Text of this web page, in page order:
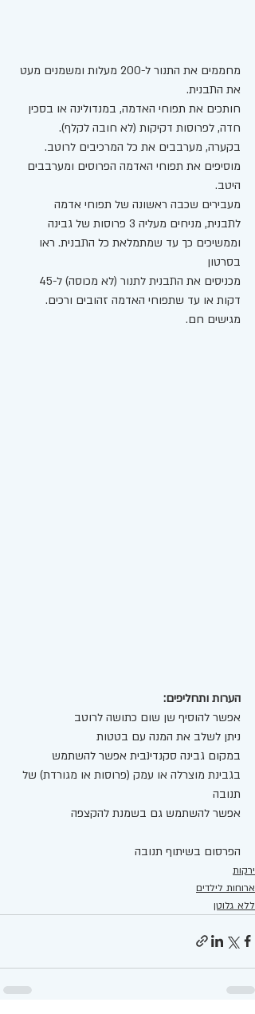
מחממים את התנור ל-200 מעלות ומשמנים מעט
את התבנית.
חותכים את תפוחי האדמה, במנדולינה או בסכין
חדה, לפרוסות דקיקות (לא חובה לקלף).
בקערה, מערבבים את כל המרכיבים לרוטב.
מוסיפים את תפוחי האדמה הפרוסים ומערבבים
היטב.
מעבירים שכבה ראשונה של תפוחי אדמה
לתבנית, מניחים מעליה 3 פרוסות של גבינה
וממשיכים כך עד שמתמלאת כל התבנית. ראו
בסרטון
דקות או עד שתפוחי האדמה זהובים ורכים.
מגישים חם.
הערות ותחליפים:
אפשר להוסיף שן שום כתושה לרוטב
ניתן לשלב את המנה עם בטטות
במקום גבינה סקנדינבית אפשר להשתמש
בגבינת מוצרלה או עמק (פרוסות או מגורדת) של
תנובה
אפשר להשתמש גם בשמנת להקצפה
הפרסום בשיתוף תנובה
ירקות
ארוחות לילדים
ללא גלוטן